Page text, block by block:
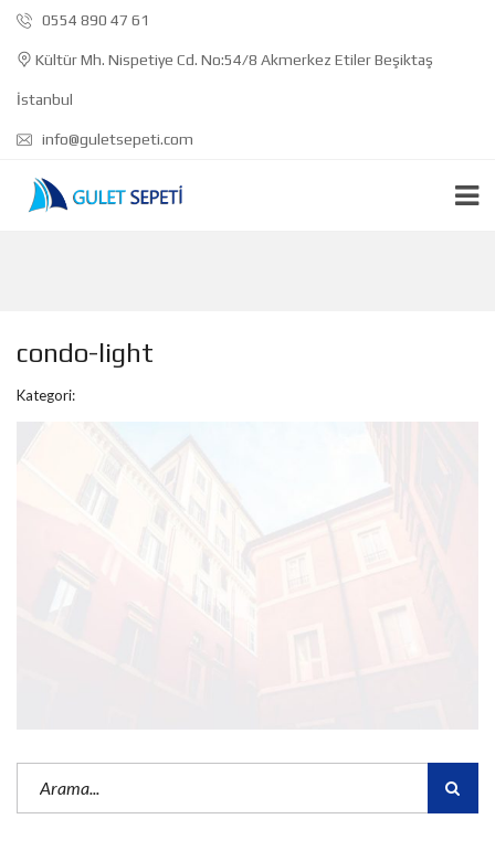
0554 890 47 61
Kültür Mh. Nispetiye Cd. No:54/8 Akmerkez Etiler Beşiktaş
İstanbul
info@guletsepeti.com
condo-light
Kategori: